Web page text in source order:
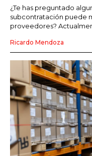
¿Te has preguntado
subcontratación puede
proveedores?
Ricardo Mendoza